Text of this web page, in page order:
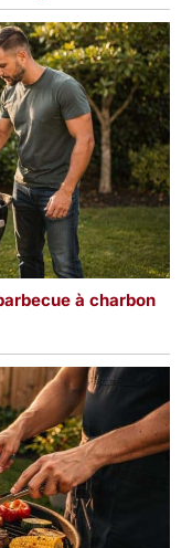
à charbon